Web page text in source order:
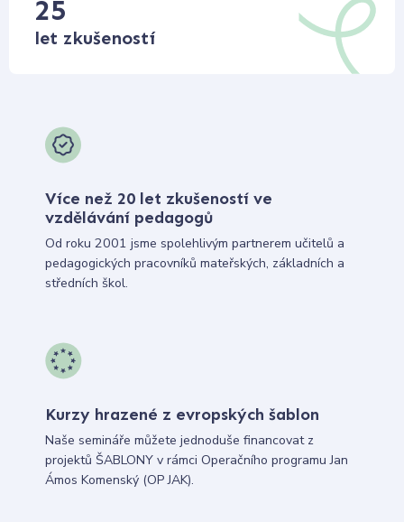
25
let zkušeností
Více než 20 let zkušeností ve
vzdělávání pedagogů
Od roku 2001 jsme spolehlivým partnerem učitelů a
pedagogických pracovníků mateřských, základních a
středních škol.
Kurzy hrazené z evropských šablon
Naše semináře můžete jednoduše financovat z
projektů ŠABLONY v rámci Operačního programu Jan
Ámos Komenský (OP JAK).